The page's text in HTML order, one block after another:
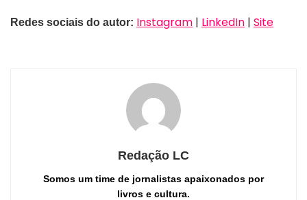
Redes sociais do autor: Instagram | LinkedIn | Site
Redação LC
Somos um time de jornalistas apaixonados por
livros e cultura.